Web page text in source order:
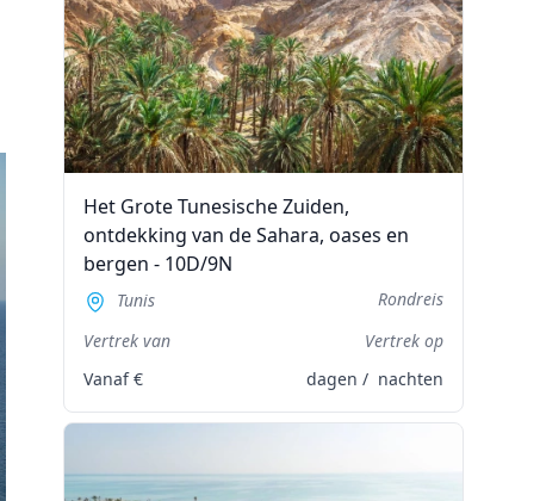
Het Grote Tunesische Zuiden,
ontdekking van de Sahara, oases en
bergen - 10D/9N
Tunis
Rondreis
Vertrek van
Vertrek op
Vanaf€ dagen / nachten